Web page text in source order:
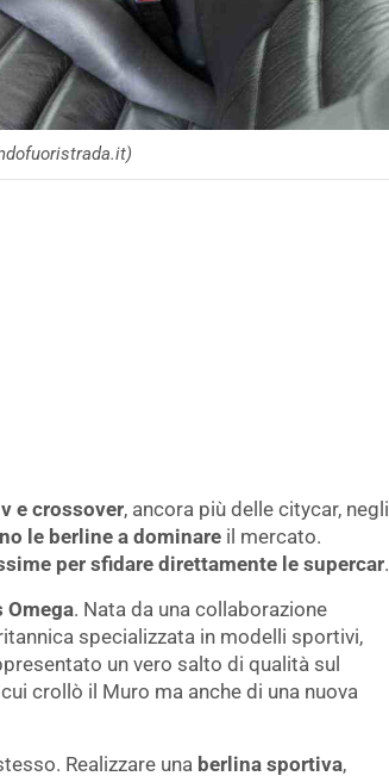
e crossover, ancora più delle citycar, negli
le berline a dominare il mercato.
per sfidare direttamente le supercar.
Omega. Nata da una collaborazione
specializzata in modelli sportivi,
un vero salto di qualità sul
crollò il Muro ma anche di una nuova
Realizzare una berlina sportiva,